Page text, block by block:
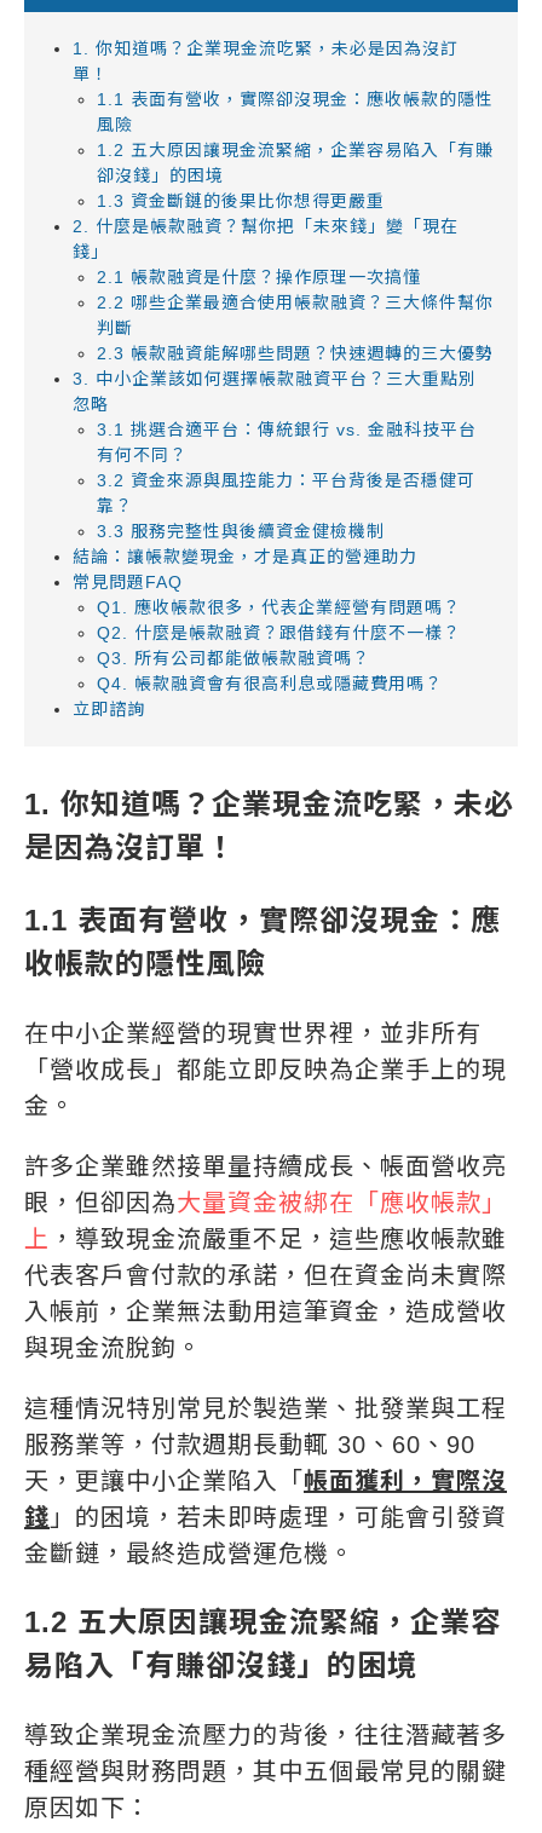
1. 你知道嗎？企業現金流吃緊，未必是因為沒訂
單！
1.1 表面有營收，實際卻沒現金：應收帳款的隱性
風險
1.2 五大原因讓現金流緊縮，企業容易陷入「有賺
卻沒錢」的困境
1.3 資金斷鏈的後果比你想得更嚴重
2. 什麼是帳款融資？幫你把「未來錢」變「現在
錢」
2.1 帳款融資是什麼？操作原理一次搞懂
2.2 哪些企業最適合使用帳款融資？三大條件幫你
判斷
2.3 帳款融資能解哪些問題？快速週轉的三大優勢
3. 中小企業該如何選擇帳款融資平台？三大重點別
忽略
3.1 挑選合適平台：傳統銀行 vs. 金融科技平台
有何不同？
3.2 資金來源與風控能力：平台背後是否穩健可
靠？
3.3 服務完整性與後續資金健檢機制
結論：讓帳款變現金，才是真正的營運助力
常見問題FAQ
Q1. 應收帳款很多，代表企業經營有問題嗎？
Q2. 什麼是帳款融資？跟借錢有什麼不一樣？
Q3. 所有公司都能做帳款融資嗎？
Q4. 帳款融資會有很高利息或隱藏費用嗎？
立即諮詢
1. 你知道嗎？企業現金流吃緊，未必
是因為沒訂單！
1.1 表面有營收，實際卻沒現金：應
收帳款的隱性風險
在中小企業經營的現實世界裡，並非所有
「營收成長」都能立即反映為企業手上的現
金。
許多企業雖然接單量持續成長、帳面營收亮
眼，但卻因為大量資金被綁在「應收帳款」
上 ，導致現金流嚴重不足，這些應收帳款雖
代表客戶會付款的承諾，但在資金尚未實際
入帳前，企業無法動用這筆資金，造成營收
與現金流脫鉤。
這種情況特別常見於製造業、批發業與工程
服務業等，付款週期長動輒 30、60、90
天，更讓中小企業陷入「 帳面獲利，實際沒
錢 」的困境，若未即時處理，可能會引發資
金斷鏈，最終造成營運危機。
1.2 五大原因讓現金流緊縮，企業容
易陷入「有賺卻沒錢」的困境
導致企業現金流壓力的背後，往往潛藏著多
種經營與財務問題，其中五個最常見的關鍵
原因如下：